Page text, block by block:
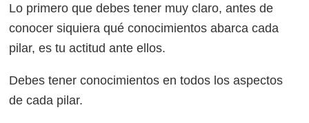
Lo primero que debes tener muy claro, antes de
conocer siquiera qué conocimientos abarca cada
pilar, es tu actitud ante ellos.
Debes tener conocimientos en todos los aspectos
de cada pilar.